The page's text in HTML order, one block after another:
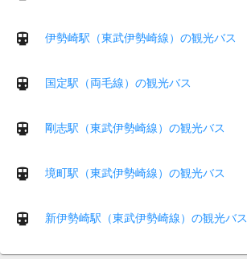
伊勢崎駅（東武伊勢崎線）の観光バス
国定駅（両毛線）の観光バス
剛志駅（東武伊勢崎線）の観光バス
境町駅（東武伊勢崎線）の観光バス
新伊勢崎駅（東武伊勢崎線）の観光バス